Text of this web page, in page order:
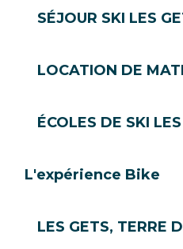
SÉJOUR SKI LES
LOCATION DE
ÉCOLES DE SKI
L'expérience Bike
LES GETS, TERRE
Club Les Gets
Ecotourisme
Les Gets Tourisme